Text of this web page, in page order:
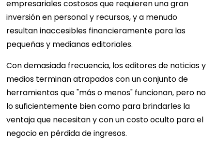
empresariales costosos que requieren una gran
inversión en personal y recursos, y a menudo
resultan inaccesibles financieramente para las
pequeñas y medianas editoriales.
Con demasiada frecuencia, los editores de noticias y
medios terminan atrapados con un conjunto de
herramientas que "más o menos" funcionan, pero no
lo suficientemente bien como para brindarles la
ventaja que necesitan y con un costo oculto para el
negocio en pérdida de ingresos.